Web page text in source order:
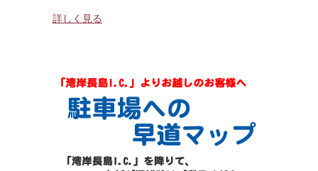
詳しく見る